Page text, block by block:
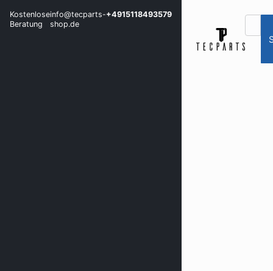
Kostenlose
Beratung
info@tecparts-
shop.de
+4915118493579